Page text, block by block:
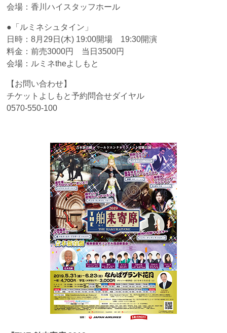
会場：香川ハイスタッフホール
●「ルミネシュタイン」
日時：8月29日(木) 19:00開場 19:30開演
料金：前売3000円 当日3500円
会場：ルミネtheよしもと
【お問い合わせ】
チケットよしもと予約問合せダイヤル
0570-550-100